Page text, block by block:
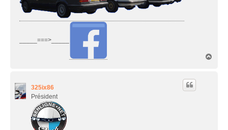
_____===>_____
325ix86
Président